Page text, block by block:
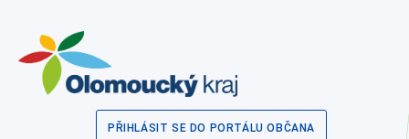
PŘIHLÁSIT SE DO PORTÁLU OBČANA